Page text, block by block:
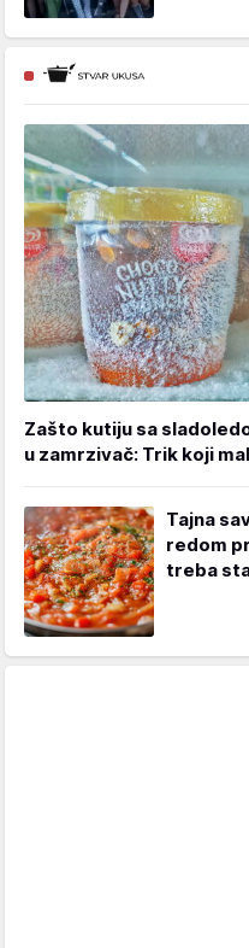
Zašto kutiju sa
u zamrzivač: Trik koji
Tajna
redom
treba